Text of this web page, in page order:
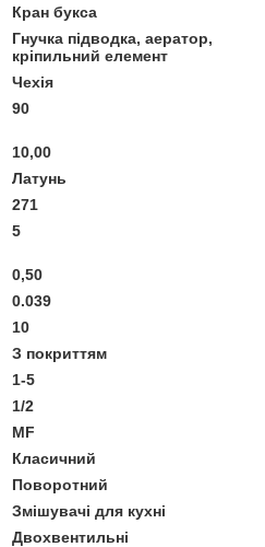
Кран букса
Гнучка підводка, аератор,
кріпильний елемент
Чехія
90
10,00
Латунь
271
5
0,50
0.039
10
З покриттям
1-5
1/2
MF
Класичний
Поворотний
Змішувачі для кухні
Двохвентильні